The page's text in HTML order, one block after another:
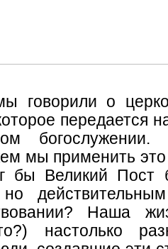
говорили о
передается
богослужении.
мы применить
бы Великий Пост
Наша
настолько